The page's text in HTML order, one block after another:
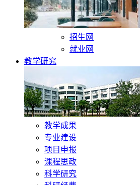
招生网
就业网
教学研究
教学成果
专业建设
项目申报
课程思政
科学研究